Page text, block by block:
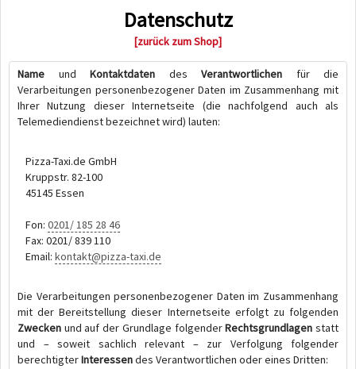
Datenschutz
[zurück zum Shop]
Name und Kontaktdaten des Verantwortlichen für die
Verarbeitungen personenbezogener Daten im Zusammenhang mit
Ihrer Nutzung dieser Internetseite (die nachfolgend auch als
Telemediendienst bezeichnet wird) lauten:
Pizza-Taxi.de GmbH
Kruppstr. 82-100
45145 Essen
Fon: 0201/ 185 28 46
Fax: 0201/ 839 110
Email: kontakt@pizza-taxi.de
Die Verarbeitungen personenbezogener Daten im Zusammenhang
mit der Bereitstellung dieser Internetseite erfolgt zu folgenden
Zwecken und auf der Grundlage folgenderRechtsgrundlagen statt
und – soweit sachlich relevant – zur Verfolgung folgender
berechtigterInteressendes Verantwortlichen oder eines Dritten: